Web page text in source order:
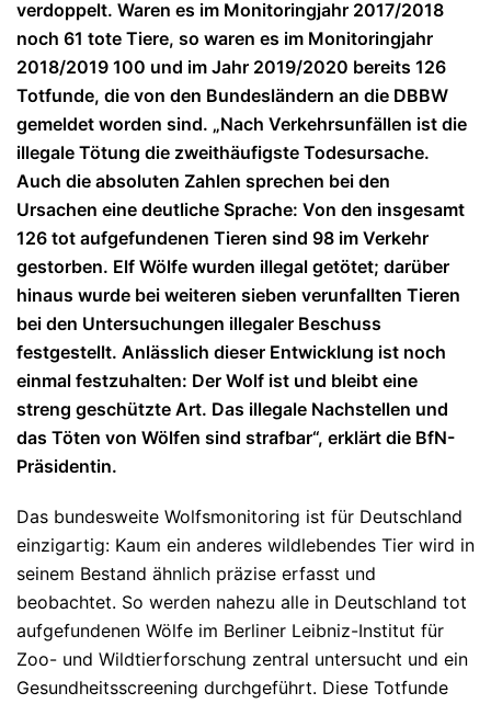
verdoppelt. Waren es im Monitoringjahr 2017/2018
noch 61 tote Tiere, so waren es im Monitoringjahr
2018/2019 100 und im Jahr 2019/2020 bereits 126
Totfunde, die von den Bundesländern an die DBBW
gemeldet worden sind. „Nach Verkehrsunfällen ist die
illegale Tötung die zweithäufigste Todesursache.
Auch die absoluten Zahlen sprechen bei den
Ursachen eine deutliche Sprache: Von den insgesamt
126 tot aufgefundenen Tieren sind 98 im Verkehr
gestorben. Elf Wölfe wurden illegal getötet; darüber
hinaus wurde bei weiteren sieben verunfallten Tieren
bei den Untersuchungen illegaler Beschuss
festgestellt. Anlässlich dieser Entwicklung ist noch
einmal festzuhalten: Der Wolf ist und bleibt eine
streng geschützte Art. Das illegale Nachstellen und
das Töten von Wölfen sind strafbar“, erklärt die BfN-
Präsidentin.
Das bundesweite Wolfsmonitoring ist für Deutschland
einzigartig: Kaum ein anderes wildlebendes Tier wird in
seinem Bestand ähnlich präzise erfasst und
beobachtet. So werden nahezu alle in Deutschland tot
aufgefundenen Wölfe im Berliner Leibniz-Institut für
Zoo- und Wildtierforschung zentral untersucht und ein
Gesundheitsscreening durchgeführt. Diese Totfunde